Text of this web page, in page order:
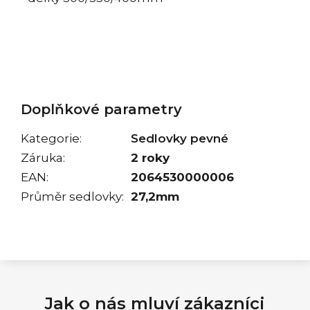
Doplňkové parametry
Kategorie:
Sedlovky pevné
Záruka:
2 roky
EAN:
2064530000006
Průměr sedlovky: 27,2mm
Jak o nás mluví zákazníci